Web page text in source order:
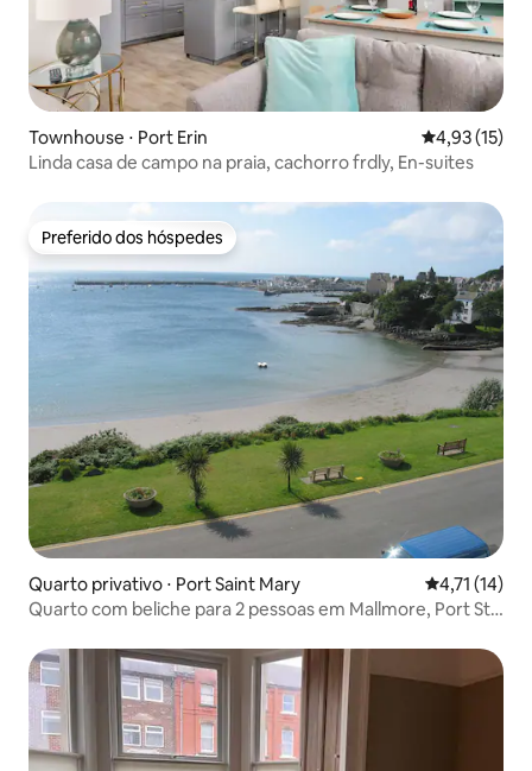
Townhouse ⋅ Port Erin 4,93 de uma
4,93 (15)
Linda casa de campo na praia, cachorro frdly, En-suites
Preferido dos hóspedes
Preferido dos hóspedes
Quarto privativo ⋅ Port Saint Mary 4,71 de uma
4,71 (14)
Quarto com beliche para 2 pessoas em Mallmore, Port St